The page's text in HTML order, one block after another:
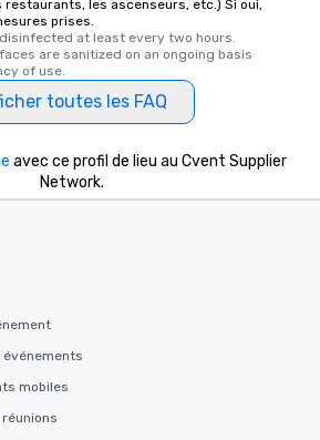
restaurants, les ascenseurs, etc.) Si oui,
prises.
at least every two hours.
are sanitized on an ongoing basis
of use.
toutes les FAQ
avec ce profil de lieu au Cvent Supplier
Network.
mobiles